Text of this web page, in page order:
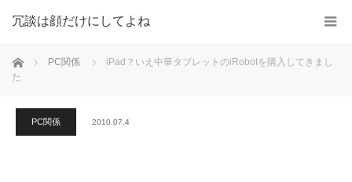
冗談は顔だけにしてよね
ホーム PC関係
iPad？いえ中華タブレットのiRobotを購入してきまし
た
PC関係 2010.07.4